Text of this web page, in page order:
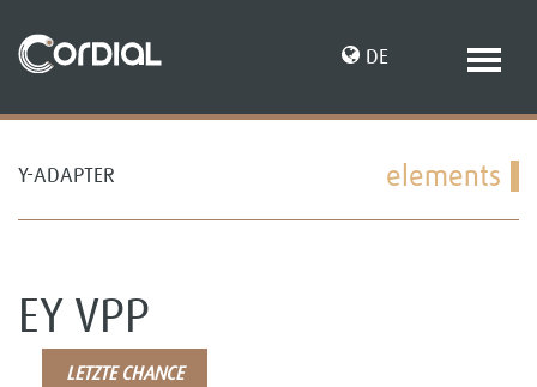
DE
Y-ADAPTER elements
EY VPP
LETZTE CHANCE